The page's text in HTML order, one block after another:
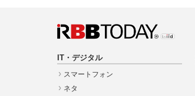
IT・デジタル
スマートフォン
ネタ